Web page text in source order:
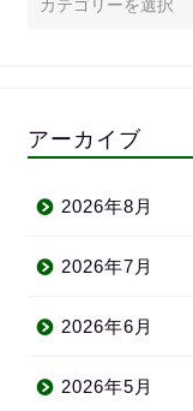
アーカイブ
2026年8月
2026年7月
2026年6月
2026年5月